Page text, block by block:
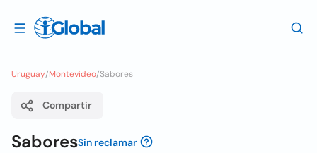
Uruguay/Montevideo/Sabores
Compartir
SaboresSin reclamar